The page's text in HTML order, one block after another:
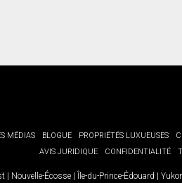
MÉDIAS BLOGUE PROPRIÉTÉS LUXUEUSES
AVIS JURIDIQUE
CONFIDENTIALITÉ
| Nouvelle-Écosse | Île-du-Prince-Édouard |